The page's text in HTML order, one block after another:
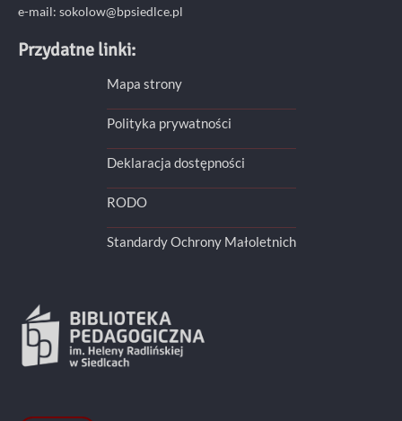
e-mail: sokolow@bpsiedlce.pl
Przydatne linki:
Mapa strony
Polityka prywatności
Deklaracja dostępności
RODO
Standardy Ochrony Małoletnich